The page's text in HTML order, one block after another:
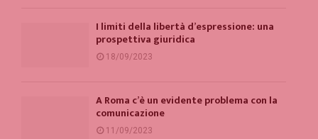
I limiti della libertà d’espressione: una
prospettiva giuridica
18/09/2023
A Roma c’è un evidente problema con la
comunicazione
11/09/2023